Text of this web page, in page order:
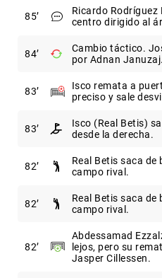
85
Ricardo Rodríguez
centro dirigido al
84
Cambio táctico.
por Adnan Januzaj.
83
Isco remata a
preciso y sale
83
Isco (Real Betis)
desde la derecha.
82
Real Betis saca de
campo rival.
82
Real Betis saca de
campo rival.
82
Abdessamad
lejos, pero su
Jasper Cillessen.